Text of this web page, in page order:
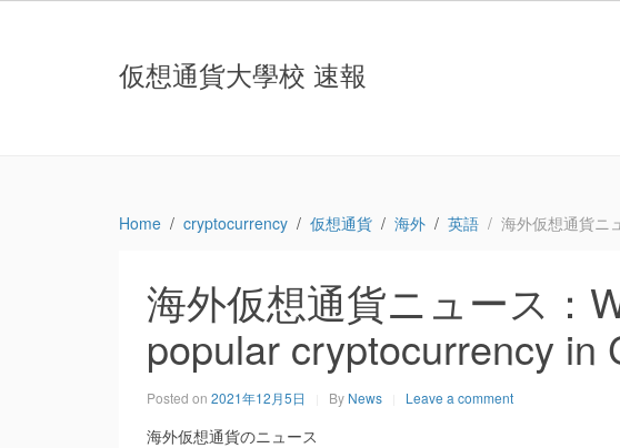
仮想通貨大學校 速報
Home cryptocurrency 仮想通貨 海外 英語 海外仮想通貨ニ
海外仮想通貨ニュース：
popular cryptocurrency in
Posted on 2021年12月5日 By News Leave a comment
海外仮想通貨のニュース